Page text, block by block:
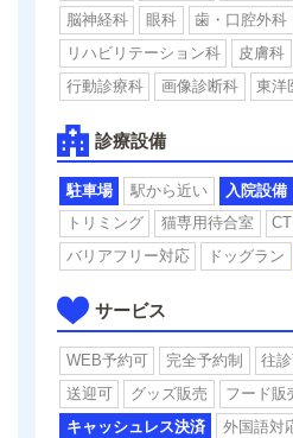
脳神経科
眼科 歯・口腔外科
リハビリテーション科
皮膚科
行動診療科
画像診断科 東洋
診療設備
駐車場 駅から近い 入院設備
トリミング
猫専用待合室 CT
バリアフリー対応
ドッグラン
サービス
WEB予約可 完全予約制 往
送迎可
グッズ販売 フード販
キャッシュレス決済
外国語対